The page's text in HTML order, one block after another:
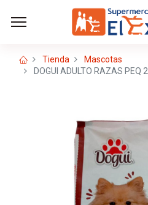
Tienda
Mascotas
DOGUI ADULTO RAZAS PEQ